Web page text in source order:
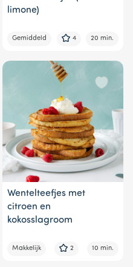
limone)
Gemiddeld 4 20 min.
Wentelteefjes met
citroen en
kokosslagroom
Makkelijk 2 10 min.